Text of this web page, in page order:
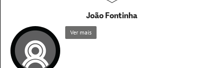
João Fontinha
Ver mais